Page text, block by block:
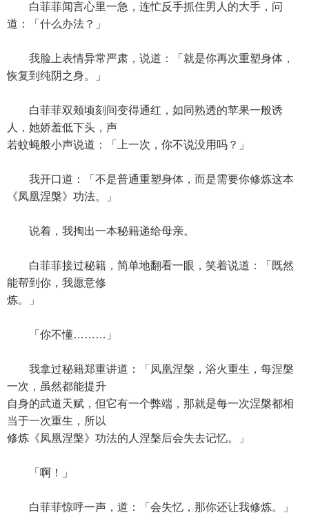
白菲菲闻言心里一急，连忙反手抓住男人的大手，问
道：「什么办法？」
我脸上表情异常严肃，说道：「就是你再次重塑身体，
恢复到纯阴之身。」
白菲菲双颊顷刻间变得通红，如同熟透的苹果一般诱
人，她娇羞低下头，声
若蚊蝇般小声说道：「上一次，你不说没用吗？」
我开口道：「不是普通重塑身体，而是需要你修炼这本
《凤凰涅槃》功法。」
说着，我掏出一本秘籍递给母亲。
白菲菲接过秘籍，简单地翻看一眼，笑着说道：「既然
能帮到你，我愿意修
炼。」
「你不懂………」
我拿过秘籍郑重讲道：「凤凰涅槃，浴火重生，每涅槃
一次，虽然都能提升
自身的武道天赋，但它有一个弊端，那就是每一次涅槃都相
当于一次重生，所以
修炼《凤凰涅槃》功法的人涅槃后会失去记忆。」
「啊！」
白菲菲惊呼一声，道：「会失忆，那你还让我修炼。」